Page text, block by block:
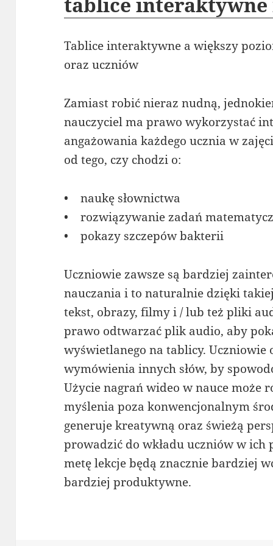
Tablice interaktywne a większy
oraz uczniów
Zamiast robić nieraz nudną,
nauczyciel ma prawo wykorzystać
angażowania każdego ucznia w
od tego, czy chodzi o:
• naukę słownictwa
• rozwiązywanie zadań
• pokazy szczepów bakterii
Uczniowie zawsze są bardziej
nauczania i to naturalnie dzięki
tekst, obrazy, filmy i / lub też pliki
prawo odtwarzać plik audio, aby
wyświetlanego na tablicy.
wymówienia innych słów, by
Użycie nagrań wideo w nauce może
myślenia poza konwencjonalnym
generuje kreatywną oraz świeżą
prowadzić do wkładu uczniów w ich
metę lekcje będą znacznie bardziej
bardziej produktywne.